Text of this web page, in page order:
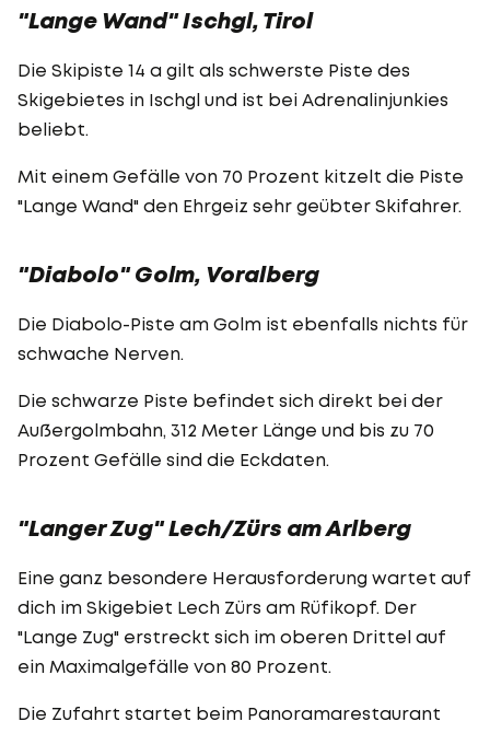
"Lange Wand" Ischgl, Tirol
Die Skipiste 14 a gilt als schwerste Piste des
Skigebietes in Ischgl und ist bei Adrenalinjunkies
beliebt.
Mit einem Gefälle von 70 Prozent kitzelt die Piste
"Lange Wand" den Ehrgeiz sehr geübter Skifahrer.
"Diabolo" Golm, Voralberg
Die Diabolo-Piste am Golm ist ebenfalls nichts für
schwache Nerven.
Die schwarze Piste befindet sich direkt bei der
Außergolmbahn, 312 Meter Länge und bis zu 70
Prozent Gefälle sind die Eckdaten.
"Langer Zug" Lech/Zürs am Arlberg
Eine ganz besondere Herausforderung wartet auf
dich im Skigebiet Lech Zürs am Rüfikopf. Der
"Lange Zug" erstreckt sich im oberen Drittel auf
ein Maximalgefälle von 80 Prozent.
Die Zufahrt startet beim Panoramarestaurant